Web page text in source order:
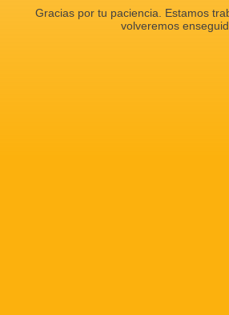
Gracias por tu paciencia. Estamos
volveremos